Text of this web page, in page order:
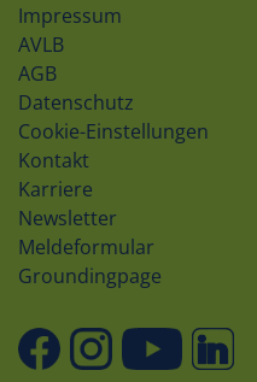
Impressum
AVLB
AGB
Datenschutz
Cookie-Einstellungen
Kontakt
Karriere
Newsletter
Meldeformular
Groundingpage